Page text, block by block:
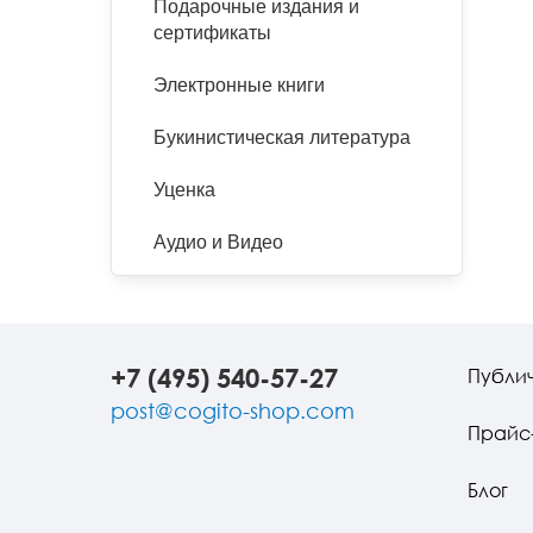
Подарочные издания и
сертификаты
Электронные книги
Букинистическая литература
Уценка
Аудио и Видео
+7 (495) 540-57-27
post@cogito-shop.com
Блог